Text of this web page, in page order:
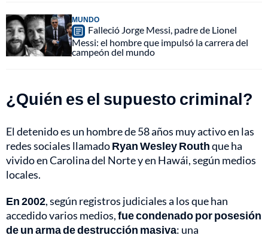
MUNDO
Falleció Jorge Messi, padre de Lionel
Messi: el hombre que impulsó la carrera del
campeón del mundo
¿Quién es el supuesto criminal?
El detenido es un hombre de 58 años muy activo en las
redes sociales llamadoRyan Wesley Routhque ha
vivido en Carolina del Norte y en Hawái, según medios
locales.
En 2002, según registros judiciales a los que han
accedido varios medios,fue condenado por posesión
de un arma de destrucción masiva: una